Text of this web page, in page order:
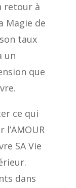
retour à
Magie de
taux
un
que
ce qui
l’AMOUR
SA Vie
dans